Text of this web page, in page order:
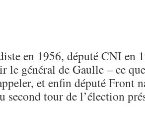
en 1956, député CNI en
le général de Gaulle – ce
et enfin député Front
second tour de l’élection